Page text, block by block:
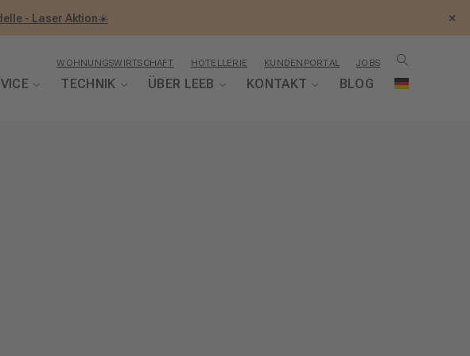
- Laser Aktion☀️ ×
WOHNUNGSWIRTSCHAFT HOTELLERIE KUNDENPORTAL JOBS
TECHNIK ÜBER LEEB KONTAKT BLOG